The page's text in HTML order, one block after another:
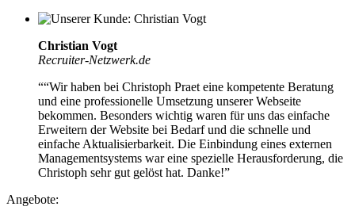
Christian Vogt
Recruiter-Netzwerk.de
““Wir haben bei Christoph Praet eine kompetente Beratung
und eine professionelle Umsetzung unserer Webseite
bekommen. Besonders wichtig waren für uns das einfache
Erweitern der Website bei Bedarf und die schnelle und
einfache Aktualisierbarkeit. Die Einbindung eines externen
Managementsystems war eine spezielle Herausforderung, die
Christoph sehr gut gelöst hat. Danke!”
Angebote: